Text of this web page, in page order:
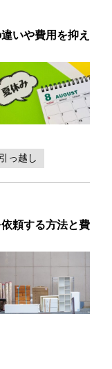
いや費用を抑え
引っ越し
頼する方法と費